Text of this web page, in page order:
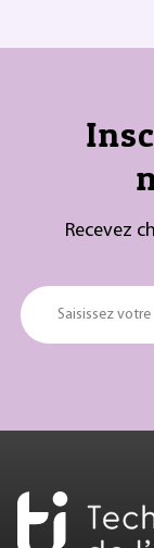
Recevez
Saisissez votre